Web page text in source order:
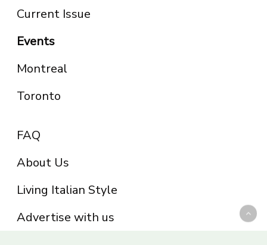
Current Issue
Events
Montreal
Toronto
FAQ
About Us
Living Italian Style
Advertise with us